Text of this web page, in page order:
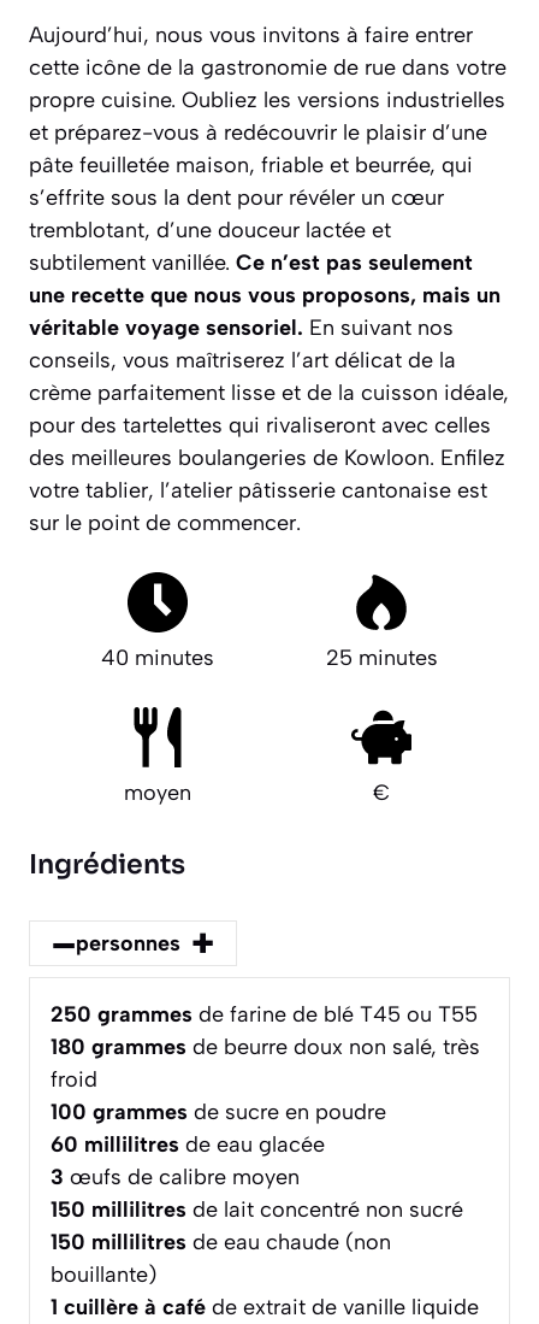
Aujourd’hui, nous vous invitons à faire entrer
cette icône de la gastronomie de rue dans votre
propre cuisine. Oubliez les versions industrielles
et préparez-vous à redécouvrir le plaisir d’une
pâte feuilletée maison, friable et beurrée, qui
s’effrite sous la dent pour révéler un cœur
tremblotant, d’une douceur lactée et
subtilement vanillée. Ce n’est pas seulement
une recette que nous vous proposons, mais un
véritable voyage sensoriel. En suivant nos
conseils, vous maîtriserez l’art délicat de la
crème parfaitement lisse et de la cuisson idéale,
pour des tartelettes qui rivaliseront avec celles
des meilleures boulangeries de Kowloon. Enfilez
votre tablier, l’atelier pâtisserie cantonaise est
sur le point de commencer.
40 minutes 25 minutes
moyen €
Ingrédients
–personnes +
250 grammes de farine de blé T45 ou T55
180 grammes de beurre doux non salé, très
froid
100 grammes de sucre en poudre
60 millilitres de eau glacée
3 œufs de calibre moyen
150 millilitres de lait concentré non sucré
150 millilitres de eau chaude (non
bouillante)
1 cuillère à café de extrait de vanille liquide